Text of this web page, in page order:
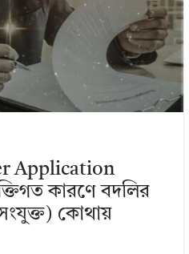
Application
কারণে বদলির
কোথায়